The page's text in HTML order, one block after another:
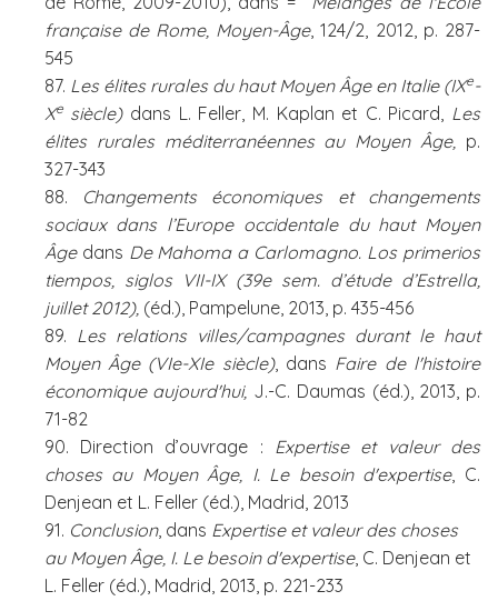
française de Rome, Moyen-Âge, 124/2, 2012, p. 287-
545
87. Les élites rurales du haut Moyen Âge en Italie (IXe-
Xesiècle)dans L. Feller, M. Kaplan et C. Picard, Les
élites rurales méditerranéennes au Moyen Âge, p.
327-343
88. Changements économiques et changements
sociaux dans l’Europe occidentale du haut Moyen
Âge dans De Mahoma a Carlomagno. Los primerios
tiempos, siglos VII-IX (39e sem. d’étude d’Estrella,
juillet 2012), (éd.), Pampelune, 2013, p. 435-456
89. Les relations villes/campagnes durant le haut
Moyen Âge (VIe-XIe siècle), dans Faire de l'histoire
économique aujourd'hui, J.-C. Daumas (éd.), 2013, p.
71-82
90. Direction d’ouvrage : Expertise et valeur des
choses au Moyen Âge, I. Le besoin d'expertise, C.
Denjean et L. Feller (éd.), Madrid, 2013
91. Conclusion, dans Expertise et valeur des choses
au Moyen Âge, I. Le besoin d'expertise, C. Denjean et
L. Feller (éd.), Madrid, 2013, p. 221-233